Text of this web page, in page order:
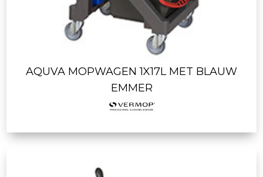
AQUVA MOPWAGEN 1X17L MET BLAUW
EMMER